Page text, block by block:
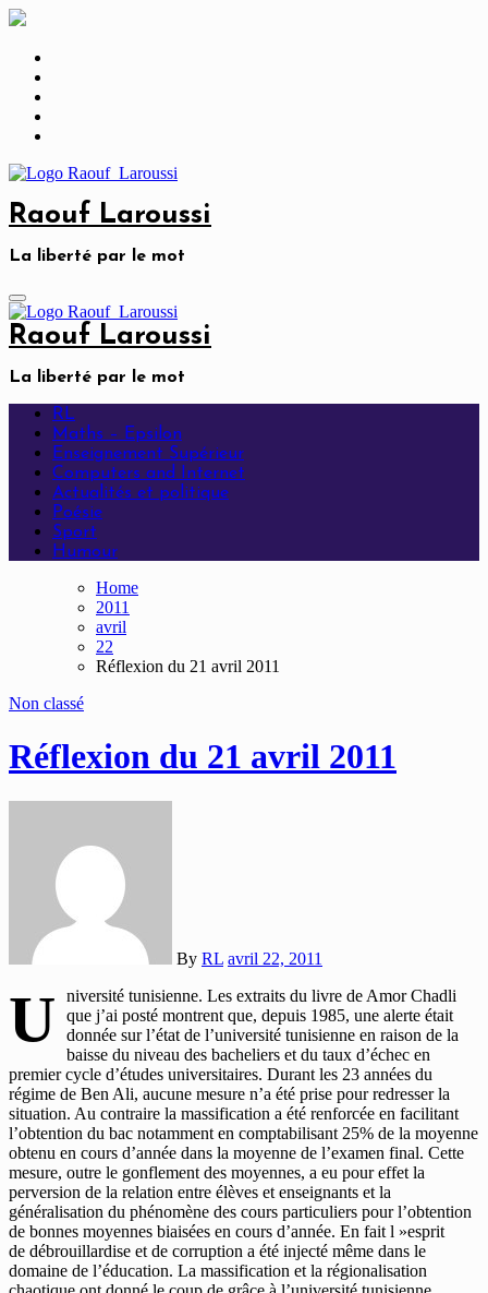
Skip
content
Raouf Laroussi
La liberté par le mot
Raouf Laroussi
La liberté par le mot
RL
Maths – Epsilon
Enseignement Supérieur
Computers and Internet
Actualités et politique
Poésie
Sport
Humour
Home
2011
avril
22
Réflexion du 21 avril 2011
Non classé
Réflexion du 21 avril 2011
By RL avril 22, 2011
U
niversité tunisienne. Les extraits du livre de Amor Chadli
que j’ai posté montrent que, depuis 1985, une alerte était
donnée sur l’état de l’université tunisienne en raison de la
baisse du niveau des bacheliers et du taux d’échec en
premier cycle d’études universitaires. Durant les 23 années du
régime de Ben Ali, aucune mesure n’a été prise pour redresser la
situation. Au contraire la massification a été renforcée en facilitant
l’obtention du bac notamment en comptabilisant 25% de la moyenne
obtenu en cours d’année dans la moyenne de l’examen final. Cette
mesure, outre le gonflement des moyennes, a eu pour effet la
perversion de la relation entre élèves et enseignants et la
généralisation du phénomène des cours particuliers pour l’obtention
de bonnes moyennes biaisées en cours d’année. En fait l »esprit
de débrouillardise et de corruption a été injecté même dans le
domaine de l’éducation. La massification et la régionalisation